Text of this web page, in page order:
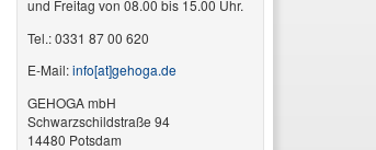
und Freitag von 08.00 bis 15.00 Uhr.
Tel.: 0331 87 00 620
E-Mail:info​[at]​gehoga.de
GEHOGA mbH
Schwarzschildstraße 94
14480 Potsdam